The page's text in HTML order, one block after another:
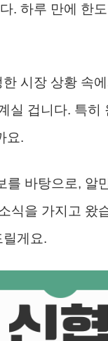
. 하루 만에 한
시장 상황 속
실 겁니다. 특히
요.
를 바탕으로, 알
식을 가지고 왔
게요.